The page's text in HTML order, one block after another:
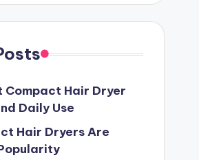
Hair Dryer
Daily Use
Hair Dryers Are